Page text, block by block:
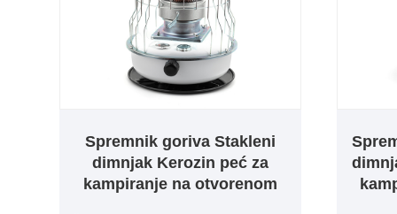
Spremnik goriva Stakleni
dimnjak Kerozin peć za
kampiranje na otvorenom